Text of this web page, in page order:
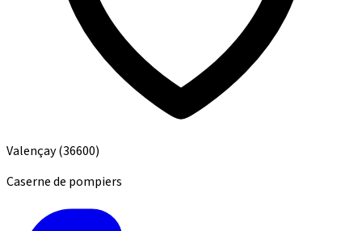
Valençay(36600)
Caserne de pompiers